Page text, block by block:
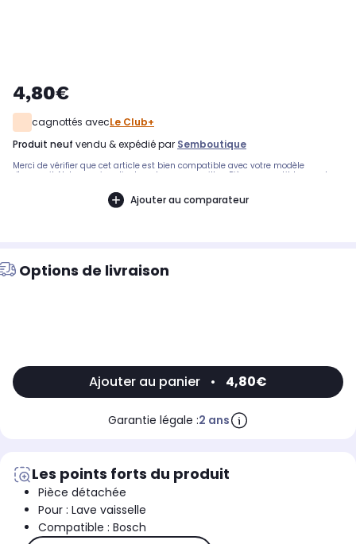
4,80€
cagnottés avecLe Club+
produit neuf vendu & expédié par Semboutique
Merci de vérifier que cet article est bien compatible avec votre modèle
d'appareil. Notre service client peut vous conseiller. .Pièce compatible avec les
S4132B0/11BOSCH: SMI502101, SMI5042FF03, SMS2100, SMS4031FF/01, SMS5021,
SMS5021/01, SMS5021/03, SMS5052FF, SMS6702FF03, SMS7100, SN54220/03,
Ajouter au comparateur
Options de livraison
Ajouter au panier • 4,80€
Garantie légale :2 ans
Les points forts du produit
Pièce détachée
Pour : Lave vaisselle
Compatible : Bosch